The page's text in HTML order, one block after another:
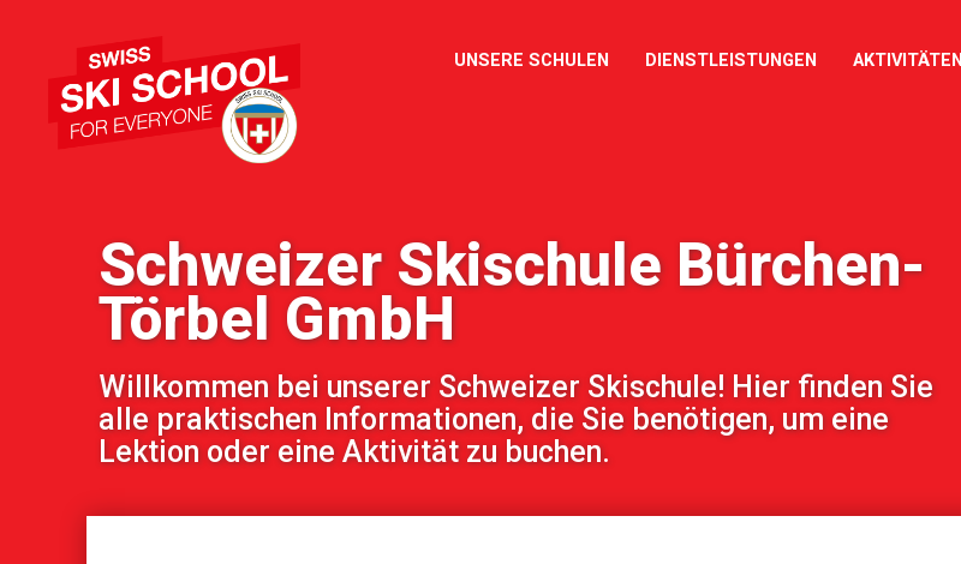
UNSERE SCHULEN DIENSTLEISTUNGEN AKTIVITÄTEN
Schweizer Skischule Bürchen-
Törbel GmbH
Willkommen bei unserer Schweizer Skischule! Hier finden Sie
alle praktischen Informationen, die Sie benötigen, um eine
Lektion oder eine Aktivität zu buchen.